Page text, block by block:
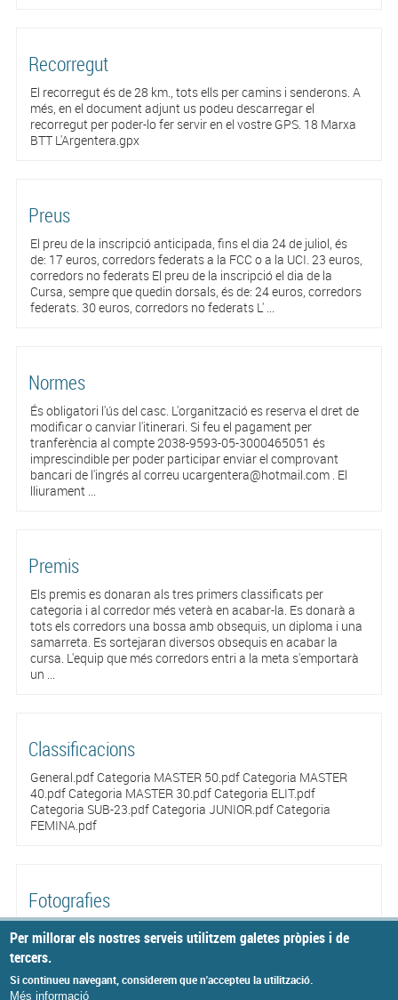
Recorregut
El recorregut és de 28 km., tots ells per camins i senderons. A
més, en el document adjunt us podeu descarregar el
recorregut per poder-lo fer servir en el vostre GPS. 18 Marxa
BTT L'Argentera.gpx
Preus
El preu de la inscripció anticipada, fins el dia 24 de juliol, és
de: 17 euros, corredors federats a la FCC o a la UCI. 23 euros,
corredors no federats El preu de la inscripció el dia de la
Cursa, sempre que quedin dorsals, és de: 24 euros, corredors
federats. 30 euros, corredors no federats L' ...
Normes
És obligatori l'ús del casc. L'organització es reserva el dret de
modificar o canviar l'itinerari. Si feu el pagament per
tranferència al compte 2038-9593-05-3000465051 és
imprescindible per poder participar enviar el comprovant
bancari de l'ingrés al correu ucargentera@hotmail.com . El
lliurament ...
Premis
Els premis es donaran als tres primers classificats per
categoria i al corredor més veterà en acabar-la. Es donarà a
tots els corredors una bossa amb obsequis, un diploma i una
samarreta. Es sortejaran diversos obsequis en acabar la
cursa. L'equip que més corredors entri a la meta s'emportarà
un ...
Classificacions
General.pdf Categoria MASTER 50.pdf Categoria MASTER
40.pdf Categoria MASTER 30.pdf Categoria ELIT.pdf
Categoria SUB-23.pdf Categoria JUNIOR.pdf Categoria
FEMINA.pdf
Fotografies
S'ha creat una secció amb diverses fotografies de la cursa.
Hem creat dos àlbums amb les següents adreces: Primer
àlbum . Segon àlbum . Esperem que les disfruteu.
Per millorar els nostres serveis utilitzem galetes pròpies i de
tercers.
Si continueu navegant, considerem que n'accepteu la utilització.
Més informació